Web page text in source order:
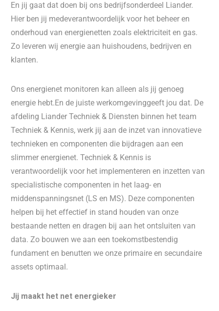
En jij gaat dat doen bij ons bedrijfsonderdeel Liander.
Hier ben jij medeverantwoordelijk voor het beheer en
onderhoud van energienetten zoals elektriciteit en gas.
Zo leveren wij energie aan huishoudens, bedrijven en
klanten.
Ons energienet monitoren kan alleen als jij genoeg
energie hebt.En de juiste werkomgevinggeeft jou dat. De
afdeling Liander Techniek & Diensten binnen het team
Techniek & Kennis, werk jij aan de inzet van innovatieve
technieken en componenten die bijdragen aan een
slimmer energienet. Techniek & Kennis is
verantwoordelijk voor het implementeren en inzetten van
specialistische componenten in het laag- en
middenspanningsnet (LS en MS). Deze componenten
helpen bij het effectief in stand houden van onze
bestaande netten en dragen bij aan het ontsluiten van
data. Zo bouwen we aan een toekomstbestendig
fundament en benutten we onze primaire en secundaire
assets optimaal.
Jij maakt het net energieker